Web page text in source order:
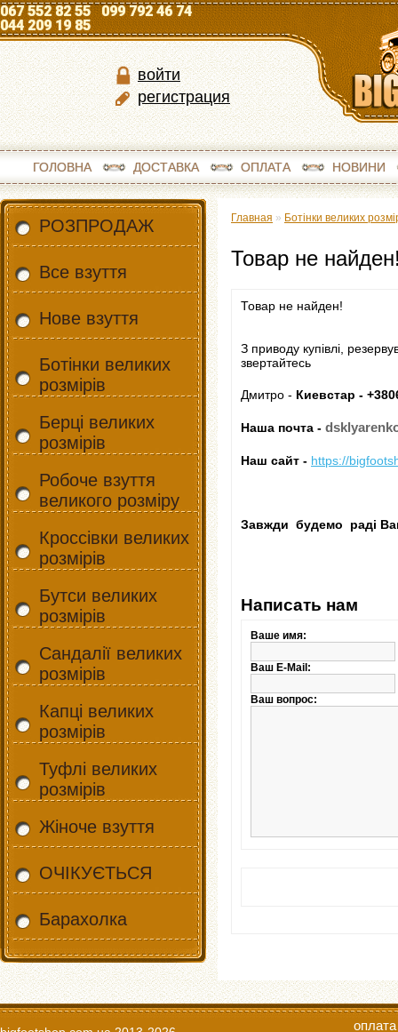
067 552 82 55 099 792 46 74
044 209 19 85
войти
регистрация
ГОЛОВНА ДОСТАВКА ОПЛАТА НОВИНИ
РОЗПРОДАЖ
Все взуття
Нове взуття
Ботінки великих
розмірів
Берці великих
розмірів
Робоче взуття
великого розміру
Кроссівки великих
розмірів
Бутси великих
розмірів
Сандалії великих
розмірів
Капці великих
розмірів
Туфлі великих
розмірів
Жіноче взуття
ОЧІКУЄТЬСЯ
Барахолка
Главная » Ботінки великих
Товар не
Товар не найден!
З приводу купівлі,
звертайтесь
Дмитро - Киевстар -
Наша почта -
Наш сайт - https://
Завжди будемо раді
Написать нам
Ваше имя:
Ваш E-Mail:
Ваш вопрос:
оплата